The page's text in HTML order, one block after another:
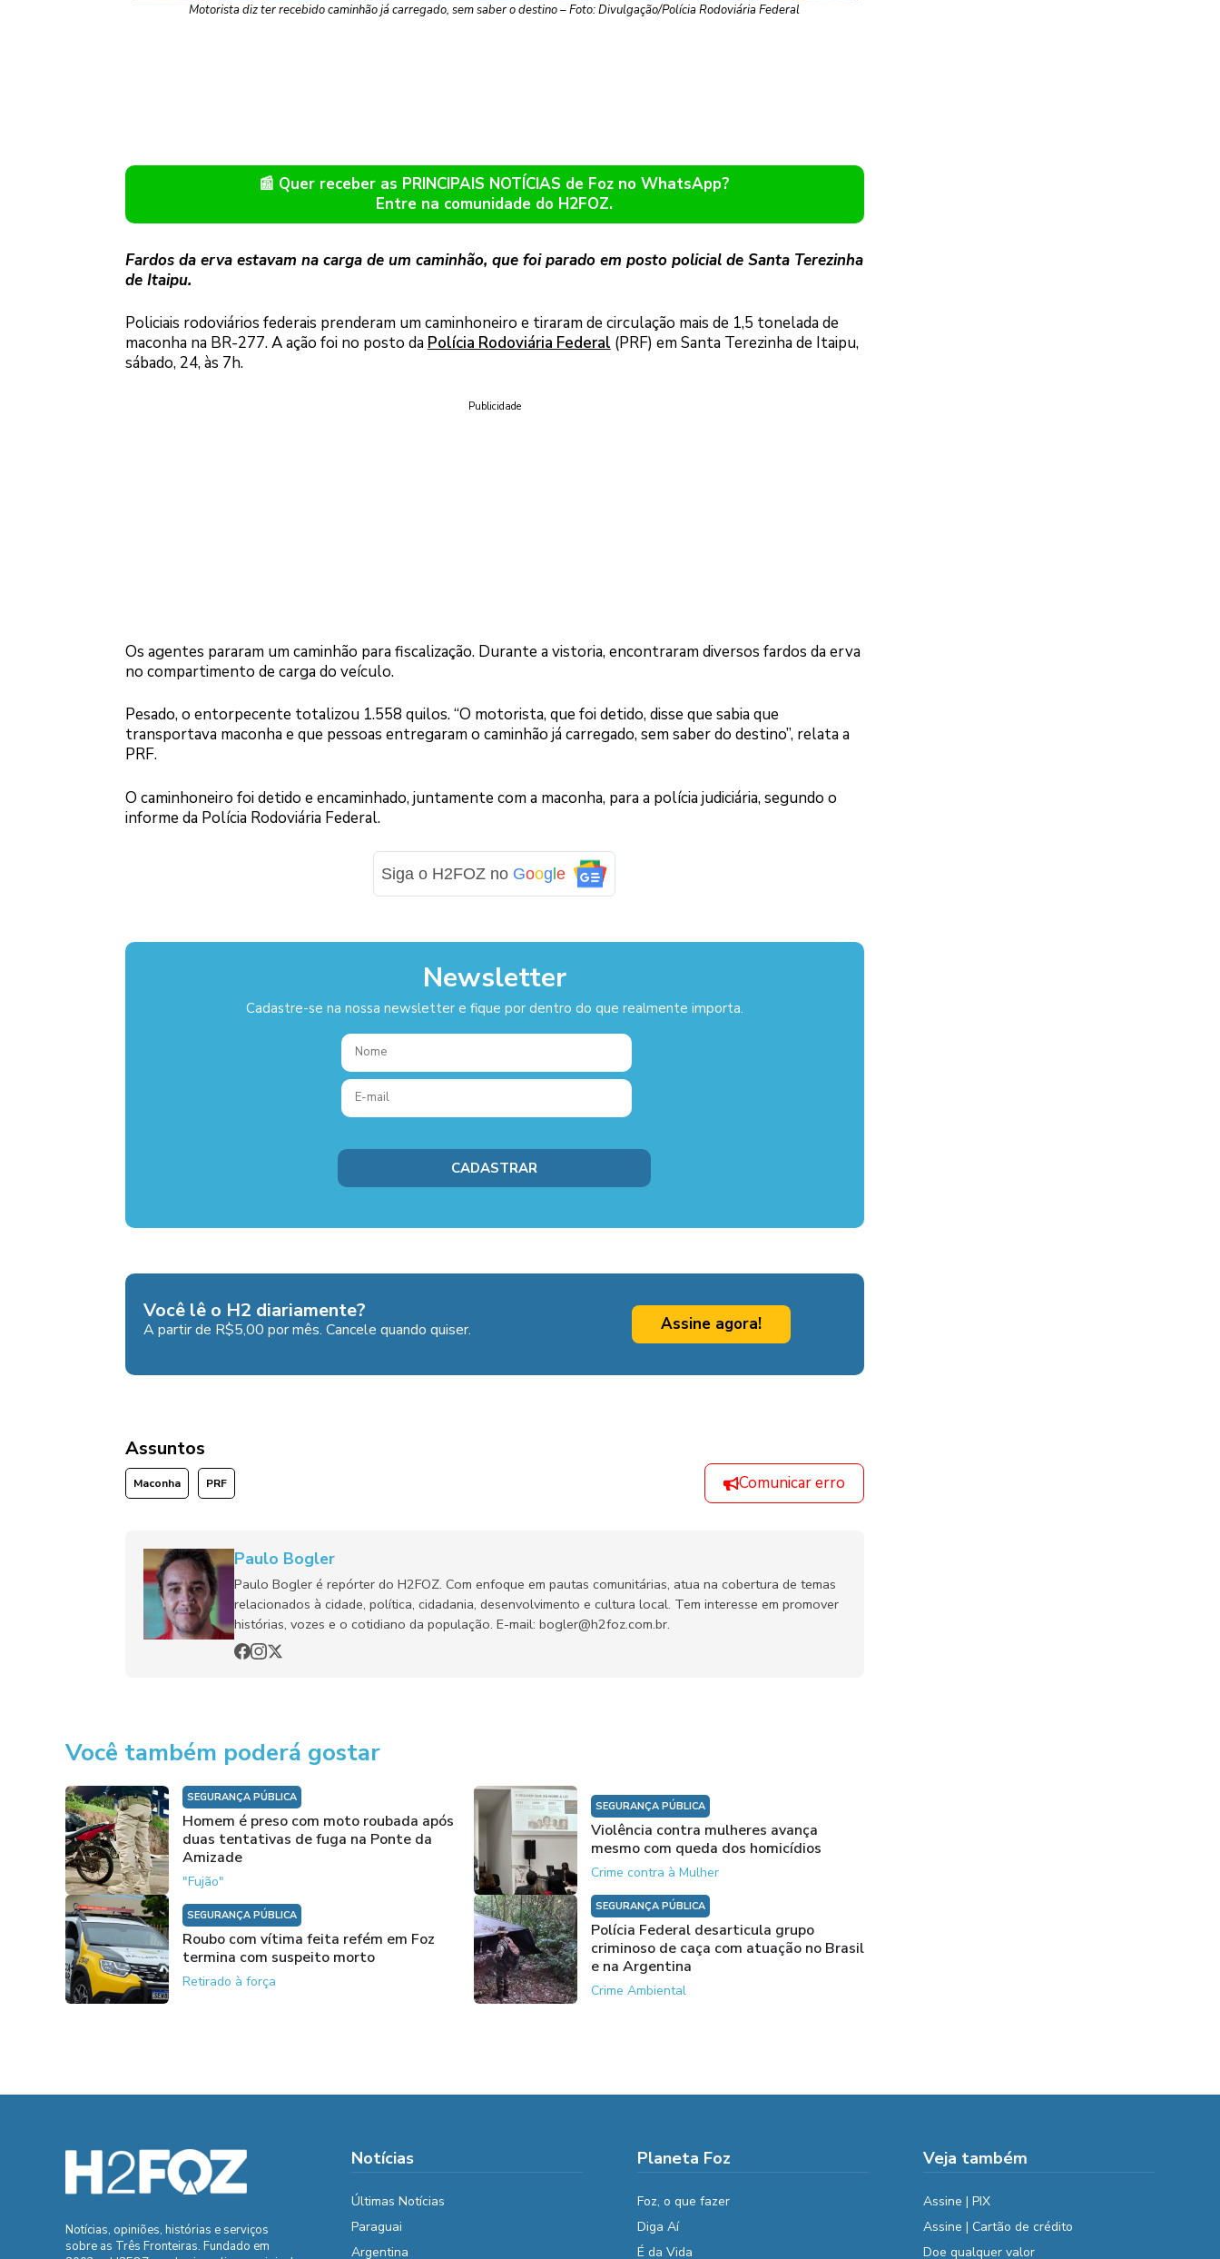
Motorista diz ter recebido caminhão já carregado, sem saber o destino – Foto: Divulgação/Polícia Rodoviária Federal
📰 Quer receber as PRINCIPAIS NOTÍCIAS de Foz no WhatsApp?
Entre na comunidade do H2FOZ.
Fardos da erva estavam na carga de um caminhão, que foi parado em posto policial de Santa Terezinha
de Itaipu.
Policiais rodoviários federais prenderam um caminhoneiro e tiraram de circulação mais de 1,5 tonelada de
maconha na BR-277. A ação foi no posto da Polícia Rodoviária Federal (PRF) em Santa Terezinha de Itaipu,
sábado, 24, às 7h.
Publicidade
Os agentes pararam um caminhão para fiscalização. Durante a vistoria, encontraram diversos fardos da erva
no compartimento de carga do veículo.
Pesado, o entorpecente totalizou 1.558 quilos. “O motorista, que foi detido, disse que sabia que
transportava maconha e que pessoas entregaram o caminhão já carregado, sem saber do destino”, relata a
PRF.
O caminhoneiro foi detido e encaminhado, juntamente com a maconha, para a polícia judiciária, segundo o
informe da Polícia Rodoviária Federal.
Siga o H2FOZ no Goog le
Newsletter
Cadastre-se na nossa newsletter e fique por dentro do que realmente importa.
Você lê o H2 diariamente?
A partir de R$5,00 por mês. Cancele quando quiser. Assine agora!
Assuntos
Maconha PRF Comunicar erro
Paulo Bogler
Paulo Bogler é repórter do H2FOZ. Com enfoque em pautas comunitárias, atua na cobertura de temas
relacionados à cidade, política, cidadania, desenvolvimento e cultura local. Tem interesse em promover
histórias, vozes e o cotidiano da população. E-mail: bogler@h2foz.com.br.
Você também poderá gostar
SEGURANÇA PÚBLICA
Homem é preso com moto roubada após
duas tentativas de fuga na Ponte da
Amizade
"Fujão"
SEGURANÇA PÚBLICA
Violência contra mulheres avança
mesmo com queda dos homicídios
Crime contra à Mulher
SEGURANÇA PÚBLICA
Roubo com vítima feita refém em Foz
termina com suspeito morto
Retirado à força
SEGURANÇA PÚBLICA
Polícia Federal desarticula grupo
criminoso de caça com atuação no Brasil
e na Argentina
Crime Ambiental
Notícias, opiniões, histórias e serviços
sobre as Três Fronteiras. Fundado em
Notícias
Últimas Notícias
Paraguai
Argentina
Planeta Foz
Foz, o que fazer
Diga Aí
É da Vida
Veja também
Assine | PIX
Assine | Cartão de crédito
Doe qualquer valor